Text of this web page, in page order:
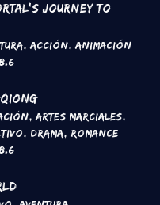
Journey To
,Acción,Animación
8.6
,Artes marciales,
, Drama, Romance
8.6